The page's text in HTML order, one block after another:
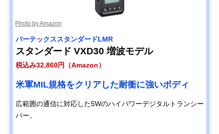
Photo by Amazon
バーテックススタンダードLMR
スタンダード VXD30 増波モデル
税込み32,860円（Amazon）
米軍MIL規格をクリアした耐衝に強いボディ
広範囲の通信に対応した5Wのハイパワーデジタルトランシー
バー。